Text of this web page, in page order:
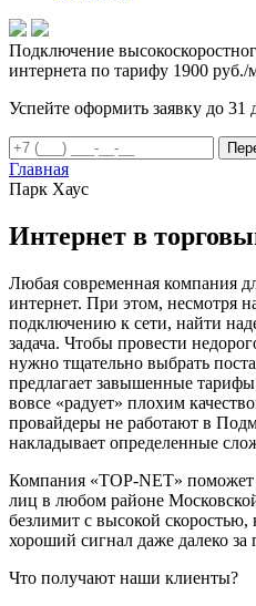
Подключение
интернета по тарифу 1900 руб./
Успейте оформить заявку до 31
Главная
Парк Хаус
Интернет в
Любая современная компания
интернет. При этом, несмотря
подключению к сети, найти
задача. Чтобы провести
нужно тщательно выбрать
предлагает завышенные
вовсе «радует» плохим
провайдеры не работают в
накладывает определенные
Компания «TOP-NET» поможет
лиц в любом районе
безлимит с высокой скоростью,
хороший сигнал даже далеко
Что получают наши клиенты?